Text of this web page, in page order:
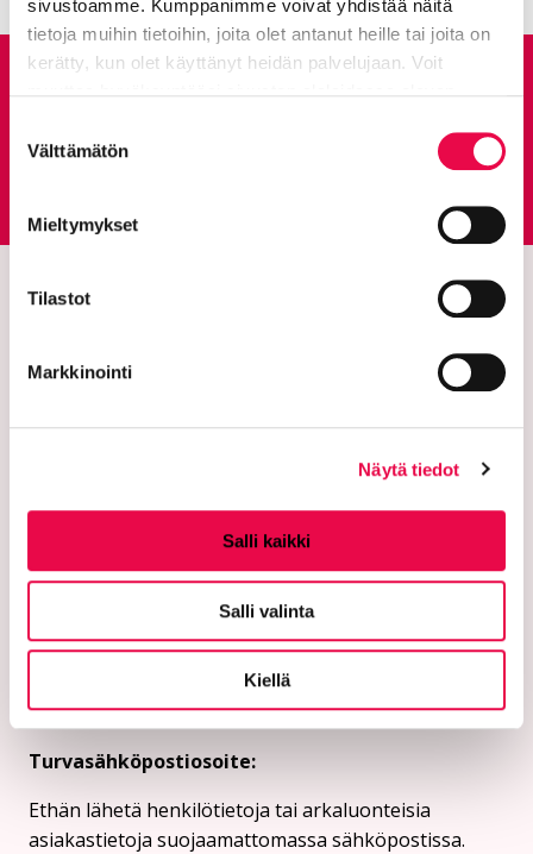
sivustoamme. Kumppanimme voivat yhdistää näitä
tietoja muihin tietoihin, joita olet antanut heille tai joita on
kerätty, kun olet käyttänyt heidän palvelujaan. Voit
valinta
Välttämätön
Mieltymykset
Tilastot
Markkinointi
Näytä tiedot
Salli kaikki
Salli valinta
Kiellä
PL 125 (Eteläinen Asemakatu 2)
11101 Riihimäki
Vaihde: 019 758 4000
etunimi.sukunimi@riihimaki.fi
Turvasähköpostiosoite:
Ethän lähetä henkilötietoja tai arkaluonteisia
asiakastietoja suojaamattomassa sähköpostissa.